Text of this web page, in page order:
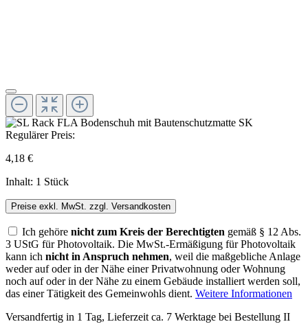
Regulärer Preis:
4,18 €
Inhalt: 1 Stück
Preise exkl. MwSt. zzgl. Versandkosten
Ich gehöre nicht zum Kreis der Berechtigten gemäß § 12 Abs.
3 UStG für Photovoltaik. Die MwSt.-Ermäßigung für Photovoltaik
kann ich nicht in Anspruch nehmen, weil die maßgebliche Anlage
weder auf oder in der Nähe einer Privatwohnung oder Wohnung
noch auf oder in der Nähe zu einem Gebäude installiert werden soll,
das einer Tätigkeit des Gemeinwohls dient. Weitere Informationen
Versandfertig in 1 Tag, Lieferzeit ca. 7 Werktage bei Bestellung II